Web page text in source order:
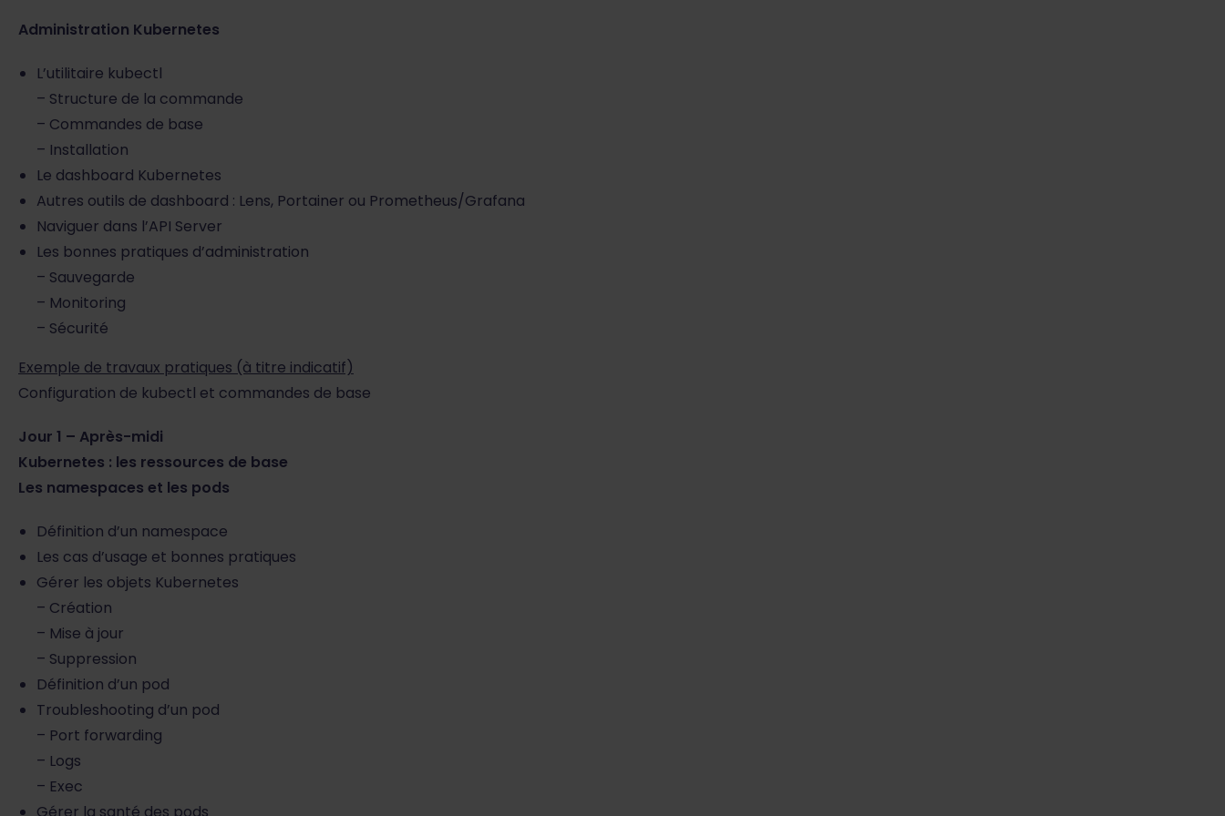
Administration Kubernetes
L’utilitaire kubectl
– Structure de la commande
– Commandes de base
– Installation
Le dashboard Kubernetes
Autres outils de dashboard : Lens, Portainer ou Prometheus/Grafana
Naviguer dans l’API Server
Les bonnes pratiques d’administration
– Sauvegarde
– Monitoring
– Sécurité
Exemple de travaux pratiques (à titre indicatif)
Configuration de kubectl et commandes de base
Jour 1 – Après-midi
Kubernetes : les ressources de base
Les namespaces et les pods
Définition d’un namespace
Les cas d’usage et bonnes pratiques
Gérer les objets Kubernetes
– Création
– Mise à jour
– Suppression
Définition d’un pod
Troubleshooting d’un pod
– Port forwarding
– Logs
– Exec